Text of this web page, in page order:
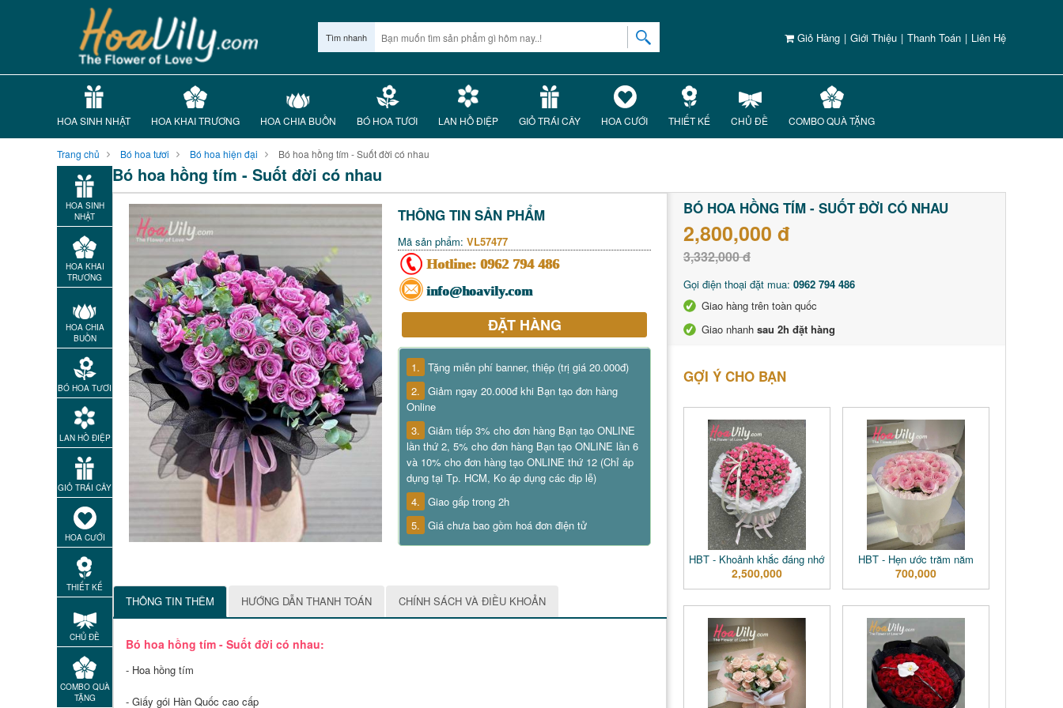
Giỏ Hàng | Giới Thiệu | Thanh Toán | Liên Hệ
Tìm nhanh
HOA SINH NHẬT HOA KHAI TRƯƠNG HOA CHIA BUỒN BÓ HOA TƯƠI LAN HỒ ĐIỆP GIỎ TRÁI CÂY HOA CƯỚI THIẾT KẾ CHỦ ĐỀ COMBO QUÀ TẶNG
Trang chủ Bó hoa tươi Bó hoa hiện đại Bó hoa hồng tím - Suốt đời có nhau
HOA SINH
NHẬT
HOA KHAI
TRƯƠNG
HOA CHIA
BUỒN
BÓ HOA TƯƠI
LAN HỒ ĐIỆP
GIỎ TRÁI CÂY
HOA CƯỚI
THIẾT KẾ
CHỦ ĐỀ
COMBO QUÀ
TẶNG
Bó hoa hồng tím - Suốt đời có nhau
THÔNG TIN SẢN PHẨM
Mã sản phẩm: VL57477
Hotline: 0962 794 486
info@hoavily.com
ĐẶT HÀNG
1. Tặng miễn phí banner, thiệp (trị giá 20.000đ)
2. Giảm ngay 20.000đ khi Bạn tạo đơn hàng
Online
3. Giảm tiếp 3% cho đơn hàng Bạn tạo ONLINE
lần thứ 2, 5% cho đơn hàng Bạn tạo ONLINE lần 6
và 10% cho đơn hàng tạo ONLINE thứ 12 (Chỉ áp
dụng tại Tp. HCM, Ko áp dụng các dịp lễ)
4. Giao gấp trong 2h
5. Giá chưa bao gồm hoá đơn điện tử
THÔNG TIN THÊM HƯỚNG DẪN THANH TOÁN CHÍNH SÁCH VÀ ĐIỀU KHOẢN
Bó hoa hồng tím - Suốt đời có nhau:
- Hoa hồng tím
- Giấy gói Hàn Quốc cao cấp
BÓ HOA HỒNG TÍM - SUỐT ĐỜI CÓ NHAU
2,800,000 đ
3,332,000 đ
Gọi điện thoại đặt mua: 0962 794 486
Giao hàng trên toàn quốc
Giao nhanh sau 2h đặt hàng
GỢI Ý CHO BẠN
HBT - Khoảnh khắc đáng nhớ
2,500,000
HBT - Hẹn ước trăm năm
700,000